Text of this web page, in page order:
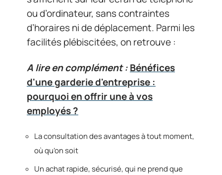
ou d’ordinateur, sans contraintes
d’horaires ni de déplacement. Parmi les
facilités plébiscitées, on retrouve :
A lire en complément :Bénéfices
d'une garderie d'entreprise :
pourquoi en offrir une à vos
employés ?
La consultation des avantages à tout moment,
où qu’on soit
Un achat rapide, sécurisé, qui ne prend que